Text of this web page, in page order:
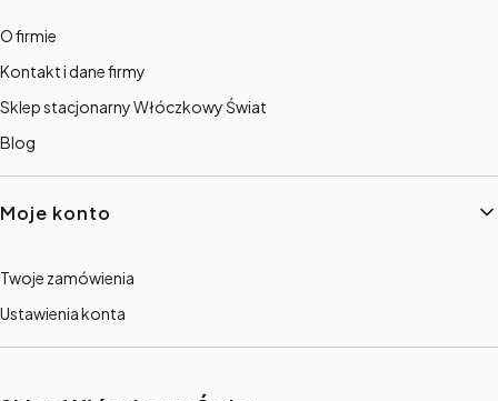
O firmie
Kontakt i dane firmy
Sklep stacjonarny Włóczkowy Świat
Blog
Moje konto
Twoje zamówienia
Ustawienia konta